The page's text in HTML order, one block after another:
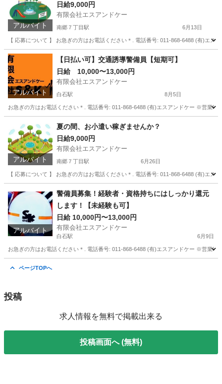
アルバイト
日給9,000円
有限会社エスアンドケー
南郷７丁目駅 6月13日
【 応募について 】 お急ぎの方はお電話ください＊. 電話番号: 011-868-6488 (有)エ
北海道 札幌市 南郷７丁目駅 警備員 スタッフ
アルバイト
【日払い可】交通誘導警備員【短期可】
日給 10,000〜13,000円
有限会社エスアンドケー
白石駅 8月5日
お急ぎの方はお電話ください＊. 電話番号: 011-868-6488 (有)エスアンドケー ※営業
白石駅 警備員 スタッフ
アルバイト
夏の間、お小遣い稼ぎませんか？
日給9,000円
有限会社エスアンドケー
南郷７丁目駅 6月26日
【 応募について 】 お急ぎの方はお電話ください＊. 電話番号: 011-868-6488 (有)エ
南郷７丁目駅 警備員 スタッフ
アルバイト
警備員募集！経験者・資格持ちにはしっかり還元
します！【未経験も可】
日給 10,000円〜13,000円
有限会社エスアンドケー
白石駅 6月9日
お急ぎの方はお電話ください＊. 電話番号: 011-868-6488 (有)エスアンドケー ※営業
ページTOPへ
投稿
求人情報を無料で掲載出来る
投稿画面へ (無料)